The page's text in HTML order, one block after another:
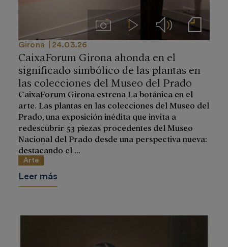
ImágenesVideos Audios Notas de prensa
Girona 24.03.26
CaixaForum Girona ahonda en el
significado simbólico de las plantas en
las colecciones del Museo del Prado
CaixaForum Girona estrena La botánica en el
arte. Las plantas en las colecciones del Museo del
Prado, una exposición inédita que invita a
redescubrir 53 piezas procedentes del Museo
Nacional del Prado desde una perspectiva nueva:
destacando el ...
Arte
Leer más